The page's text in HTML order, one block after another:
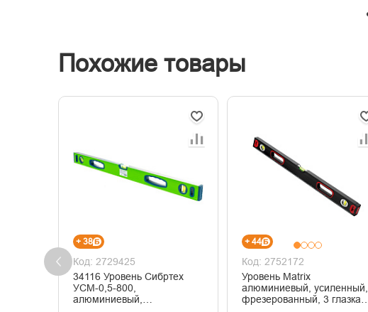
Похожие товары
+ 38
Код: 2729425
34116 Уровень Сибртех
УСМ-0,5-800,
алюминиевый,
+ 44
Код: 2752172
Уровень Matrix
алюминиевый, усиленный,
фрезерованный, 3 глазка,